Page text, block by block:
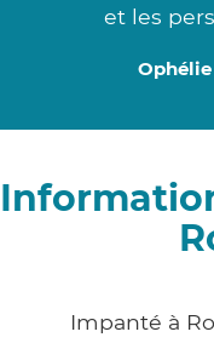
et les
Ophélie
Impanté à